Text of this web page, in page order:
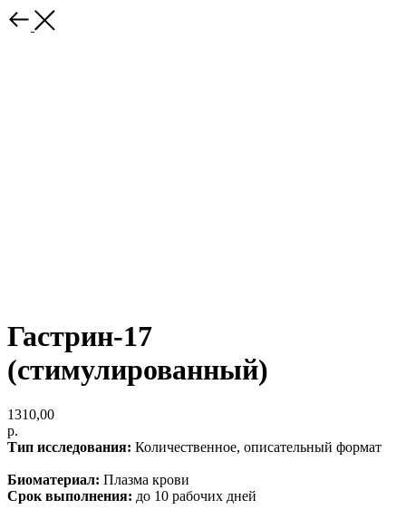
Гастрин-17
(стимулированный)
1310,00
р.
Тип исследования: Количественное, описательный формат
Биоматериал: Плазма крови
Срок выполнения: до 10 рабочих дней